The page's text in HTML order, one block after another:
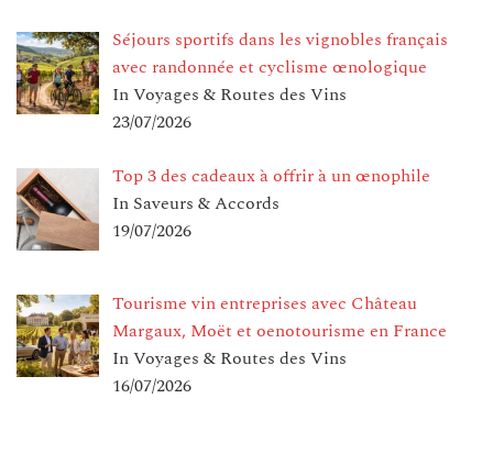
Séjours sportifs dans les vignobles français
avec randonnée et cyclisme œnologique
In Voyages & Routes des Vins
23/07/2026
Top 3 des cadeaux à offrir à un œnophile
In Saveurs & Accords
19/07/2026
Tourisme vin entreprises avec Château
Margaux, Moët et oenotourisme en France
In Voyages & Routes des Vins
16/07/2026